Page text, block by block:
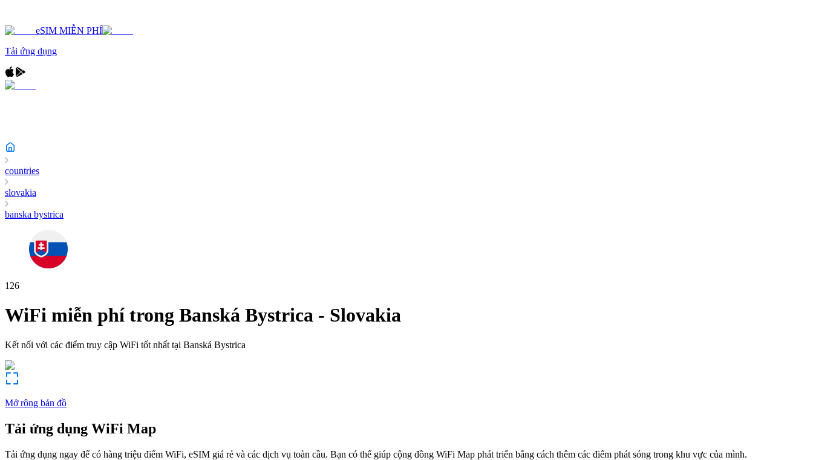
eSIM MIỄN PHÍ
Tải ứng dụng
countries
slovakia
banska bystrica
126
WiFi miễn phí trong Banská Bystrica - Slovakia
Kết nối với các điểm truy cập WiFi tốt nhất tại Banská Bystrica
Mở rộng bản đồ
Tải ứng dụng WiFi Map
Tải ứng dụng ngay để có hàng triệu điểm WiFi, eSIM giá rẻ và các dịch vụ toàn cầu. Bạn có thể giúp cộng đồng WiFi Map phát triển bằng cách thêm các điểm phát sóng trong khu vực của mình.